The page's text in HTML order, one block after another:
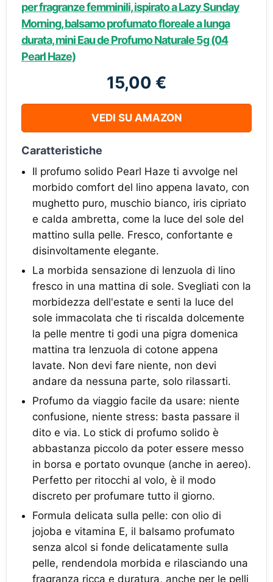
per fragranze femminili, ispirato a Lazy Sunday
Morning, balsamo profumato floreale a lunga
durata, mini Eau de Profumo Naturale 5g (04
Pearl Haze)
15,00 €
VEDI SU AMAZON
Caratteristiche
Il profumo solido Pearl Haze ti avvolge nel
morbido comfort del lino appena lavato, con
mughetto puro, muschio bianco, iris cipriato
e calda ambretta, come la luce del sole del
mattino sulla pelle. Fresco, confortante e
disinvoltamente elegante.
La morbida sensazione di lenzuola di lino
fresco in una mattina di sole. Svegliati con la
morbidezza dell'estate e senti la luce del
sole immacolata che ti riscalda dolcemente
la pelle mentre ti godi una pigra domenica
mattina tra lenzuola di cotone appena
lavate. Non devi fare niente, non devi
andare da nessuna parte, solo rilassarti.
Profumo da viaggio facile da usare: niente
confusione, niente stress: basta passare il
dito e via. Lo stick di profumo solido è
abbastanza piccolo da poter essere messo
in borsa e portato ovunque (anche in aereo).
Perfetto per ritocchi al volo, è il modo
discreto per profumare tutto il giorno.
Formula delicata sulla pelle: con olio di
jojoba e vitamina E, il balsamo profumato
senza alcol si fonde delicatamente sulla
pelle, rendendola morbida e rilasciando una
fragranza ricca e duratura, anche per le pelli